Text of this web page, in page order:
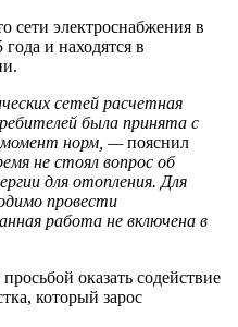
сети электроснабжения в
и находятся в
сетей расчетная
была принята с
момент норм, —пояснил
не стоял вопрос об
для отопления. Для
провести
работа не включена в
оказать содействие
который зарос